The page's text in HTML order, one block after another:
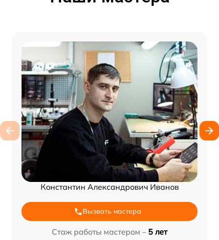
Константин Александрович Иванов
Вызвать мастера
Стаж работы мастером – 5 лет